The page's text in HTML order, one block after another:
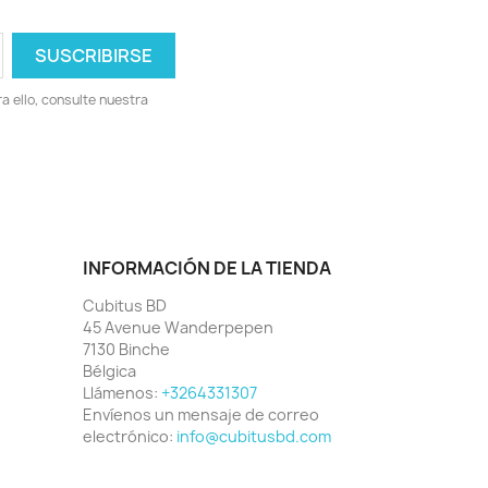
ello, consulte nuestra
INFORMACIÓN DE LA TIENDA
Cubitus BD
45 Avenue Wanderpepen
7130 Binche
Bélgica
Llámenos: +3264331307
Envíenos un mensaje de correo
electrónico: info@cubitusbd.com